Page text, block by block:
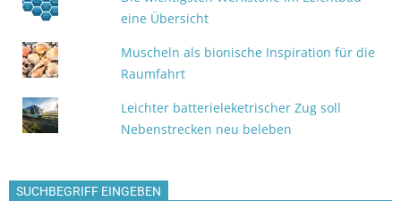
eine Übersicht
Muscheln als bionische Inspiration für die
Raumfahrt
Leichter batterieleketrischer Zug soll
Nebenstrecken neu beleben
SUCHBEGRIFF EINGEBEN